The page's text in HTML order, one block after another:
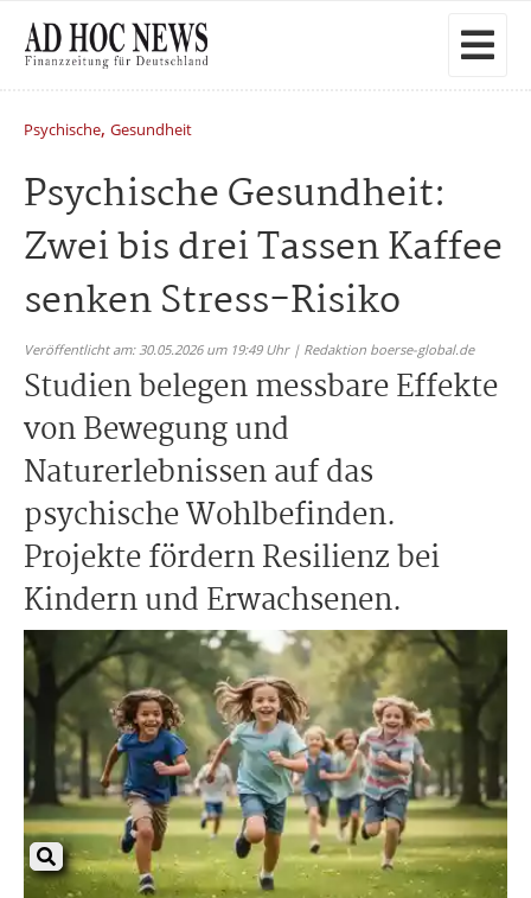
Psychische, Gesundheit
Psychische Gesundheit:
Zwei bis drei Tassen Kaffee
senken Stress-Risiko
Veröffentlicht am: 30.05.2026 um 19:49 Uhr | Redaktion boerse-global.de
Studien belegen messbare Effekte
von Bewegung und
Naturerlebnissen auf das
psychische Wohlbefinden.
Projekte fördern Resilienz bei
Kindern und Erwachsenen.